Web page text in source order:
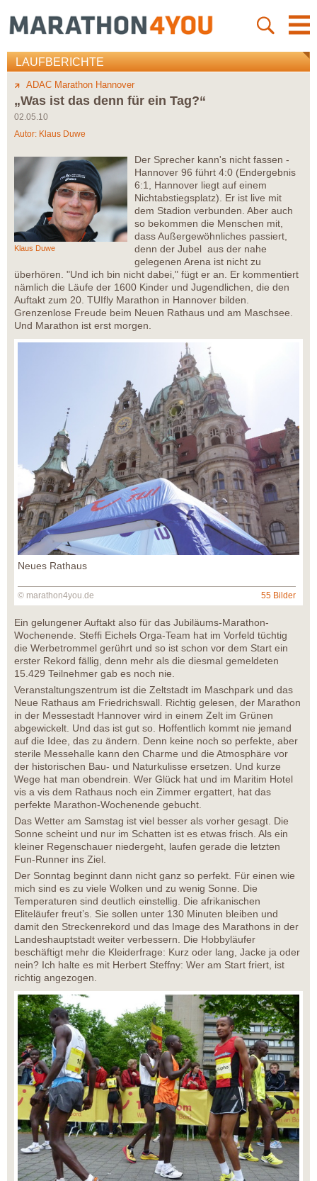
LAUFBERICHTE
ADAC Marathon Hannover
„Was ist das denn für ein Tag?“
02.05.10
Autor: Klaus Duwe
Klaus Duwe
Der Sprecher kann's nicht fassen -
Hannover 96 führt 4:0 (Endergebnis
6:1, Hannover liegt auf einem
Nichtabstiegsplatz). Er ist live mit
dem Stadion verbunden. Aber auch
so bekommen die Menschen mit,
dass Außergewöhnliches passiert,
denn der Jubel aus der nahe
gelegenen Arena ist nicht zu
überhören. "Und ich bin nicht dabei," fügt er an. Er kommentiert
nämlich die Läufe der 1600 Kinder und Jugendlichen, die den
Auftakt zum 20. TUIfly Marathon in Hannover bilden.
Grenzenlose Freude beim Neuen Rathaus und am Maschsee.
Und Marathon ist erst morgen.
Neues Rathaus
© marathon4you.de 55 Bilder
Ein gelungener Auftakt also für das Jubiläums-Marathon-
Wochenende. Steffi Eichels Orga-Team hat im Vorfeld tüchtig
die Werbetrommel gerührt und so ist schon vor dem Start ein
erster Rekord fällig, denn mehr als die diesmal gemeldeten
15.429 Teilnehmer gab es noch nie.
Veranstaltungszentrum ist die Zeltstadt im Maschpark und das
Neue Rathaus am Friedrichswall. Richtig gelesen, der Marathon
in der Messestadt Hannover wird in einem Zelt im Grünen
abgewickelt. Und das ist gut so. Hoffentlich kommt nie jemand
auf die Idee, das zu ändern. Denn keine noch so perfekte, aber
sterile Messehalle kann den Charme und die Atmosphäre vor
der historischen Bau- und Naturkulisse ersetzen. Und kurze
Wege hat man obendrein. Wer Glück hat und im Maritim Hotel
vis a vis dem Rathaus noch ein Zimmer ergattert, hat das
perfekte Marathon-Wochenende gebucht.
Das Wetter am Samstag ist viel besser als vorher gesagt. Die
Sonne scheint und nur im Schatten ist es etwas frisch. Als ein
kleiner Regenschauer niedergeht, laufen gerade die letzten
Fun-Runner ins Ziel.
Der Sonntag beginnt dann nicht ganz so perfekt. Für einen wie
mich sind es zu viele Wolken und zu wenig Sonne. Die
Temperaturen sind deutlich einstellig. Die afrikanischen
Eliteläufer freut’s. Sie sollen unter 130 Minuten bleiben und
damit den Streckenrekord und das Image des Marathons in der
Landeshauptstadt weiter verbessern. Die Hobbyläufer
beschäftigt mehr die Kleiderfrage: Kurz oder lang, Jacke ja oder
nein? Ich halte es mit Herbert Steffny: Wer am Start friert, ist
richtig angezogen.